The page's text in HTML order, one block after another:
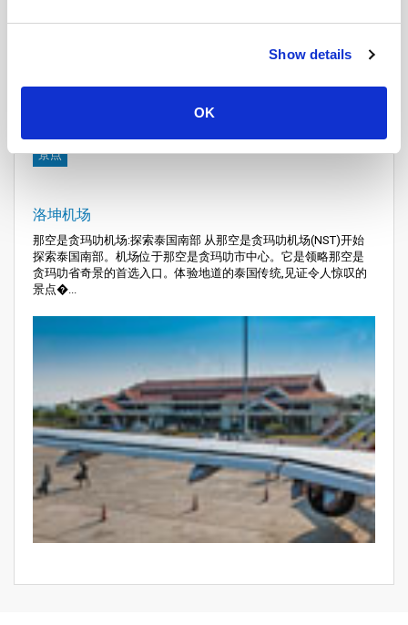
Show details
OK
景点
洛坤机场
那空是贪玛叻机场:探索泰国南部 从那空是贪玛叻机场(NST)开始
探索泰国南部。机场位于那空是贪玛叻市中心。它是领略那空是
贪玛叻省奇景的首选入口。体验地道的泰国传统,见证令人惊叹的
景点�...